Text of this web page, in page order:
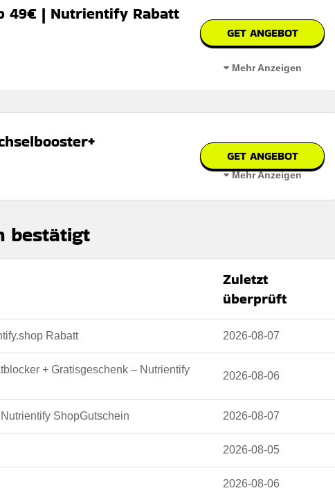
geschäftsbedingungen auf der website des händlers
49€ | Nutrientify Rabatt
Mehr Anzeigen
GET ANGEBOT
Mehr Anzeigen
GET ANGEBOT
Nutzungsbedingungen auf der Website des Händlers.
bestätigt
Zuletzt
überprüft
Rabatt 2026-08-07
+ Gratisgeschenk – Nutrientify
2026-08-06
ShopGutschein 2026-08-07
2026-08-05
2026-08-06